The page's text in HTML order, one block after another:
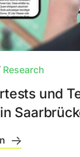
Research
und